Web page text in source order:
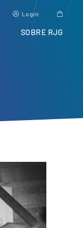
Login
SOBRE RJG